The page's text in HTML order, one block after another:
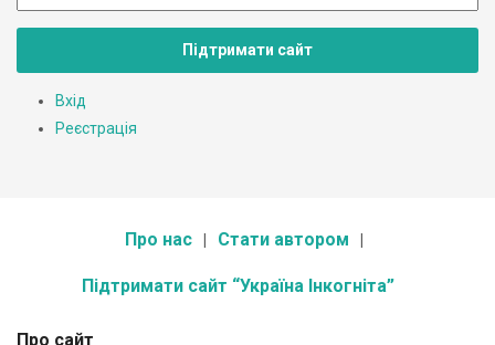
Підтримати сайт
Вхід
Реєстрація
Про нас Стати автором
Підтримати сайт “Україна Інкогніта”
Про сайт